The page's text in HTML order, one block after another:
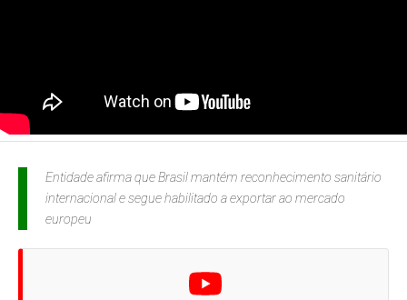
Entidade afirma que Brasil mantém reconhecimento sanitário
internacional e segue habilitado a exportar ao mercado
europeu